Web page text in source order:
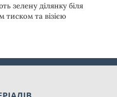
зелену ділянку біля
тиском та візією